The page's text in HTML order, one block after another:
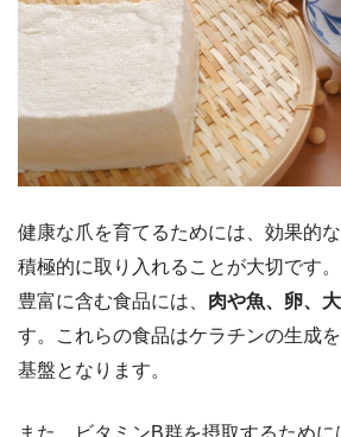
健康な爪を育てるためには、効果的
積極的に取り入れることが大切です
豊富に含む食品には、 肉や魚、卵、
す。これらの食品はケラチンの生成
基盤となります。
また、ビタミンB群を摂取するために